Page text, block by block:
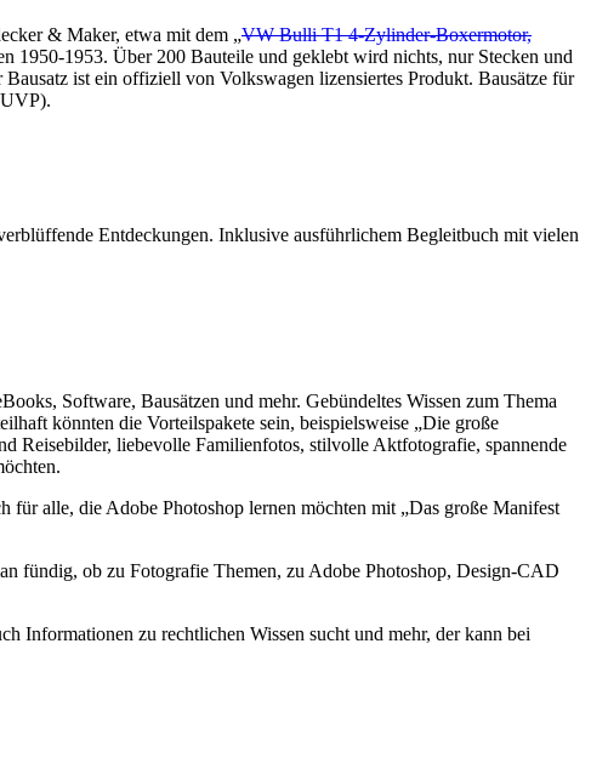
& Maker, etwa mit dem „VW Bulli T1 4-Zylinder-Boxermotor,
1950-1953. Über 200 Bauteile und geklebt wird nichts, nur Stecken und
ist ein offiziell von Volkswagen lizensiertes Produkt. Bausätze für
Entdeckungen. Inklusive ausführlichem Begleitbuch mit vielen
Software, Bausätzen und mehr. Gebündeltes Wissen zum Thema
könnten die Vorteilspakete sein, beispielsweise „Die große
Reisebilder, liebevolle Familienfotos, stilvolle Aktfotografie, spannende
alle, die Adobe Photoshop lernen möchten mit „Das große Manifest
fündig, ob zu Fotografie Themen, zu Adobe Photoshop, Design-CAD
Informationen zu rechtlichen Wissen sucht und mehr, der kann bei